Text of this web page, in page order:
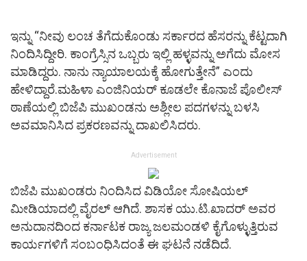
ಇನ್ನು “ನೀವು ಲಂಚ ತೆಗೆದುಕೊಂಡು ಸರ್ಕಾರದ ಹೆಸರನ್ನು ಕೆಟ್ಟದಾಗಿ
ನಿಂದಿಸಿದ್ದೀರಿ. ಕಾಂಗ್ರೆಸ್ಸಿನ ಒಬ್ಬರು ಇಲ್ಲಿ ಹಳ್ಳವನ್ನು ಅಗೆದು ಮೋಸ
ಮಾಡಿದ್ದರು. ನಾನು ನ್ಯಾಯಾಲಯಕ್ಕೆ ಹೋಗುತ್ತೇನೆ” ಎಂದು
ಹೇಳಿದ್ದಾರೆ.ಮಹಿಳಾ ಎಂಜಿನಿಯರ್ ಕೂಡಲೇ ಕೊನಾಜೆ ಪೊಲೀಸ್
ಠಾಣೆಯಲ್ಲಿ ಬಿಜೆಪಿ ಮುಖಂಡನು ಅಶ್ಲೀಲ ಪದಗಳನ್ನು ಬಳಸಿ
ಅವಮಾನಿಸಿದ ಪ್ರಕರಣವನ್ನು ದಾಖಲಿಸಿದರು.
Advertisement
ಬಿಜೆಪಿ ಮುಖಂಡರು ನಿಂದಿಸಿದ ವಿಡಿಯೋ ಸೋಷಿಯಲ್
ಮೀಡಿಯಾದಲ್ಲಿ ವೈರಲ್ ಆಗಿದೆ. ಶಾಸಕ ಯು.ಟಿ.ಖಾದರ್ ಅವರ
ಅನುದಾನದಿಂದ ಕರ್ನಾಟಕ ರಾಜ್ಯ ಜಲಮಂಡಳಿ ಕೈಗೊಳ್ಳುತ್ತಿರುವ
ಕಾರ್ಯಗಳಿಗೆ ಸಂಬಂಧಿಸಿದಂತೆ ಈ ಘಟನೆ ನಡೆದಿದೆ.